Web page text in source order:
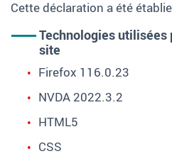
Cette déclaration a été
Technologies
site
Firefox 116.0.23
NVDA 2022.3.2
HTML5
CSS